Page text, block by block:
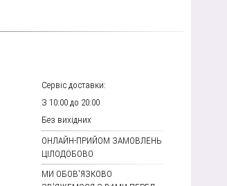
Сервіс доставки:
З 10:00 до 20:00
Без вихідних
ОНЛАЙН-ПРИЙОМ ЗАМОВЛЕНЬ
ЦІЛОДОБОВО
МИ ОБОВ'ЯЗКОВО